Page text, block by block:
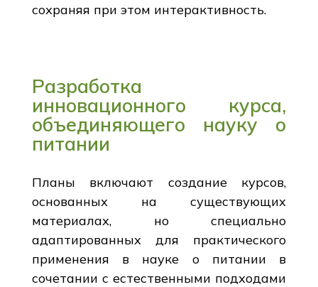
сохраняя при этом интерактивность.
Разработка
инновационного курса,
объединяющего науку о
питании
Планы включают создание курсов,
основанных на существующих
материалах, но специально
адаптированных для практического
применения в науке о питании в
сочетании с естественными подходами